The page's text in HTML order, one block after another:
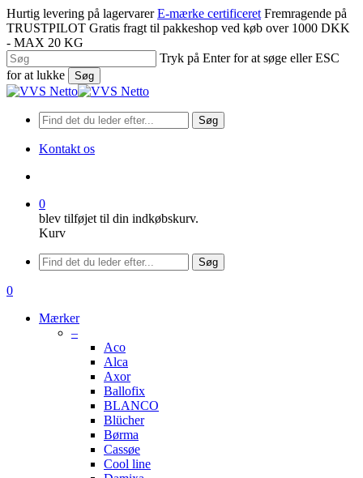
Spring
til
hovedindhold
Hurtig levering på lagervarer E-mærke certificeret Fremragende på
TRUSTPILOT Gratis fragt til pakkeshop ved køb over 1000 DKK
- MAX 20 KG
Tryk på Enter for at søge eller ESC
for at lukke
Søg
Luk
Søg
Kontakt os
0
blev tilføjet til din indkøbskurv.
Kurv
Menu
Søg
søge
0
Mærker
–
Aco
Alca
Axor
Ballofix
BLANCO
Blücher
Børma
Cassøe
Cool line